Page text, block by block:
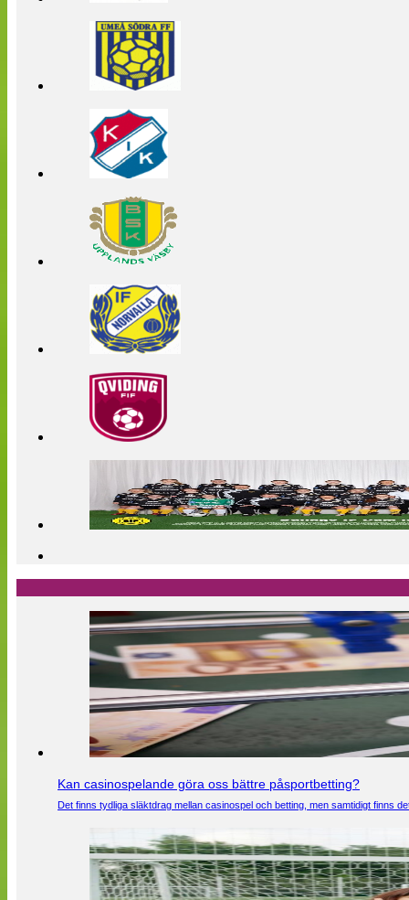
Kan casinospelande göra oss bättre påsportbetting?
Det finns tydliga släktdrag mellan casinospel och betting, men samtidigt finns